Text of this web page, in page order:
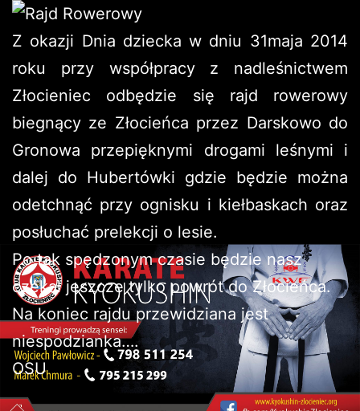
Z okazji Dnia dziecka w dniu 31maja 2014
roku przy współpracy z nadleśnictwem
Złocieniec odbędzie się rajd rowerowy
biegnący ze Złocieńca przez Darskowo do
Gronowa przepięknymi drogami leśnymi i
dalej do Hubertówki gdzie będzie można
odetchnąć przy ognisku i kiełbaskach oraz
posłuchać prelekcji o lesie.
Po tak spędzonym czasie będzie nasz
czekał jeszcze tylko powrót do Złocieńca.
Na koniec rajdu przewidziana jest
niespodzianka….
OSU